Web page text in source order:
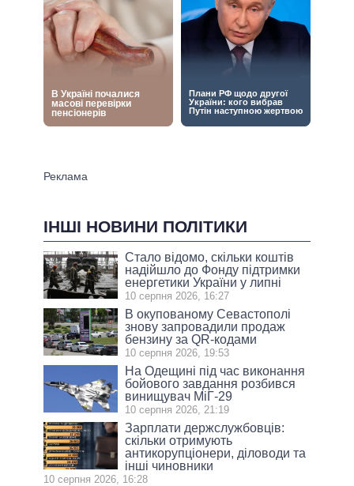
ІНШІ НОВИНИ ПОЛІТИКИ
Стало відомо, скільки коштів
надійшло до Фонду підтримки
енергетики України у липні
10 серпня 2026, 16:27
В окупованому Севастополі
знову запровадили продаж
бензину за QR-кодами
10 серпня 2026, 19:53
На Одещині під час виконання
бойового завдання розбився
винищувач МіГ-29
10 серпня 2026, 21:19
Зарплати держслужбовців:
скільки отримують
антикорупціонери, діловоди та
інші чиновники
10 серпня 2026, 16:28